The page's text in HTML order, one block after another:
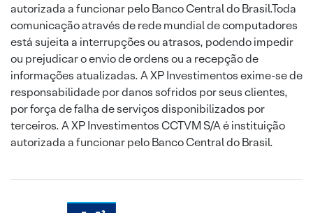
autorizada a funcionar pelo Banco Central do Brasil.Toda
comunicação através de rede mundial de computadores
está sujeita a interrupções ou atrasos, podendo impedir
ou prejudicar o envio de ordens ou a recepção de
informações atualizadas. A XP Investimentos exime-se de
responsabilidade por danos sofridos por seus clientes,
por força de falha de serviços disponibilizados por
terceiros. A XP Investimentos CCTVM S/A é instituição
autorizada a funcionar pelo Banco Central do Brasil.